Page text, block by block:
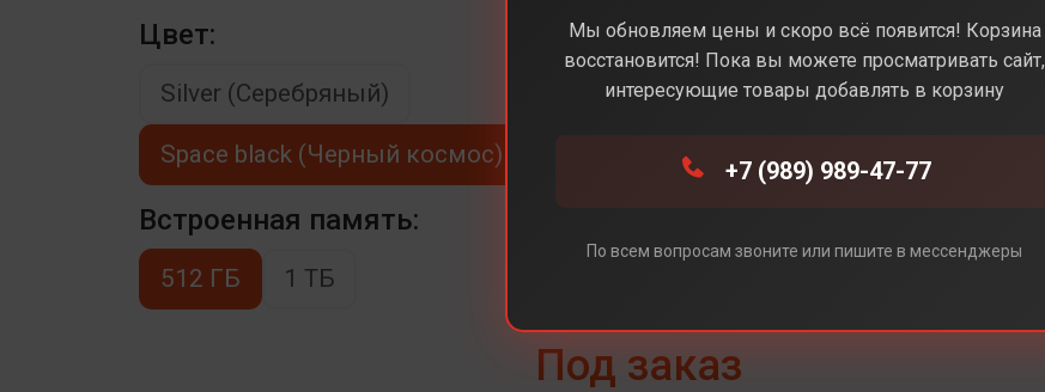
Цвет:
Silver (Серебряный)
Space black (Черный космос)
Встроенная память:
512 ГБ 1 ТБ
Под заказ
Мы обновляем цены и скоро всё появится! Корзина
восстановится! Пока вы можете просматривать сайт,
интересующие товары добавлять в корзину
+7 (989) 989-47-77
По всем вопросам звоните или пишите в мессенджеры